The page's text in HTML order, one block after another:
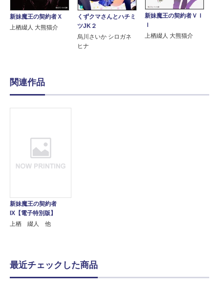
新妹魔王の契約者Ｘ
上栖綴人 大熊猫介
くずクマさんとハチミ
ツJK２
烏川さいか シロガネ
ヒナ
新妹魔王の契約者ＶＩ
Ｉ
上栖綴人 大熊猫介
関連作品
新妹魔王の契約者
IX【電子特別版】
上栖 綴人 他
最近チェックした商品